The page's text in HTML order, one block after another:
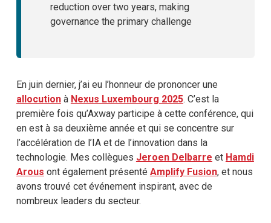
reduction over two years, making
governance the primary challenge
En juin dernier, j’ai eu l’honneur de prononcer une
allocutionà Nexus Luxembourg 2025. C’est la
première fois qu’Axway participe à cette conférence, qui
en est à sa deuxième année et qui se concentre sur
l’accélération de l’IA et de l’innovation dans la
technologie. Mes collègues Jeroen Delbarre et Hamdi
Arous ont également présenté Amplify Fusion, et nous
avons trouvé cet événement inspirant, avec de
nombreux leaders du secteur.